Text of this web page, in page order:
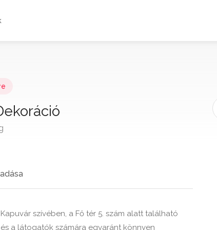
szívében, a Fő tér 5. szám alatt található
a látogatók számára egyaránt könnyen